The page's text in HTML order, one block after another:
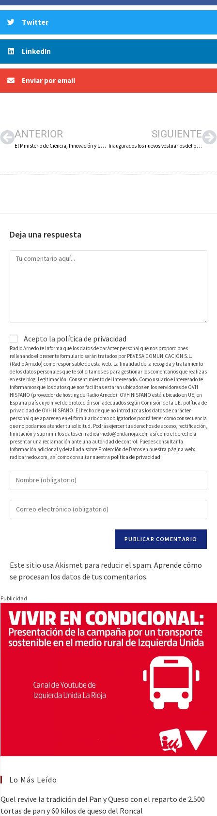
Twitter
LinkedIn
Enviar por email
ANTERIOR
El Ministerio de Ciencia, Innovación y Universidades concede a Alfaro la distinción de «Ciudad de la Ciencia y la Innovación»
SIGUIENTE
Inaugurados los nuevos vestuarios del pabellón polideportivo de Rincón de Olivedo
Deja una respuesta
Acepto la política de privacidad
Radio Arnedo te informa que los datos de carácter personal que nos proporciones
rellenando el presente formulario serán tratados por PEVESA COMUNICACIÓN S.L.
(Radio Arnedo) como responsable de esta web. La finalidad de la recogida y tratamiento
de los datos personales que te solicitamos es para gestionar los comentarios que realizas
en este blog. Legitimación: Consentimiento del interesado. Como usuario e interesado te
informamos que los datos que nos facilitas estarán ubicados en los servidores de OVH
HISPANO (proveedor de hosting de Radio Arnedo). OVH HISPANO está ubicado en UE, en
España país cuyo nivel de protección son adecuados según Comisión de la UE. política de
privacidad de OVH HISPANO. El hecho de que no introduzcas los datos de carácter
personal que aparecen en el formulario como obligatorios podrá tener como consecuencia
que no podamos atender tu solicitud. Podrás ejercer tus derechos de acceso, rectificación,
limitación y suprimir los datos en radioarnedo@ondarioja.com así como el derecho a
presentar una reclamación ante una autoridad de control. Puedes consultar la
información adicional y detallada sobre Protección de Datos en nuestra página web:
radioarnedo.com, así como consultar nuestra política de privacidad.
Este sitio usa Akismet para reducir el spam. Aprende cómo
se procesan los datos de tus comentarios.
Publicidad
Lo Más Leído
Quel revive la tradición del Pan y Queso con el reparto de 2.500
tortas de pan y 60 kilos de queso del Roncal